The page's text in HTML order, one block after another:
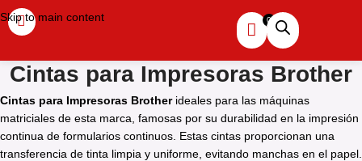
Skip to main content
Cintas para Impresoras Brother
Cintas para Impresoras Brotherideales para las máquinas
matriciales de esta marca, famosas por su durabilidad en la impresión
continua de formularios continuos. Estas cintas proporcionan una
transferencia de tinta limpia y uniforme, evitando manchas en el papel.